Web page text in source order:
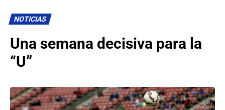
NOTICIAS
Una semana decisiva para la
“U”